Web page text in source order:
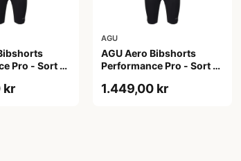
Pro - Sort -
kr
AGU
AGU Aero Bibshorts
Performance Pro - Sort -
1.449,00 kr